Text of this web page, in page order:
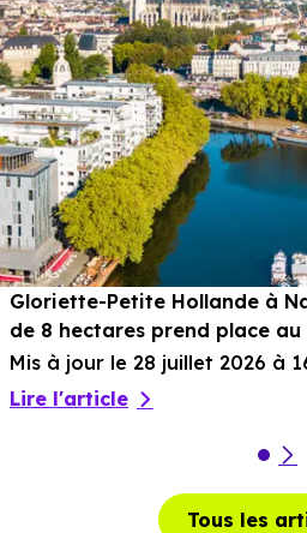
Gloriette-Petite Hollande à
de 8 hectares prend place
Mis à jour le 28 juillet 2026 à
Lire l'article
Tous les